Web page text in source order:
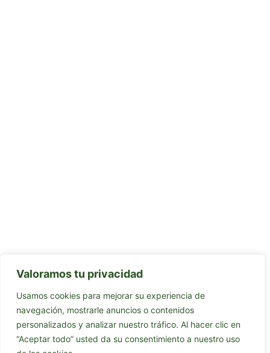
Valoramos tu privacidad
Usamos cookies para mejorar su experiencia de
navegación, mostrarle anuncios o contenidos
personalizados y analizar nuestro tráfico. Al hacer clic en
“Aceptar todo” usted da su consentimiento a nuestro uso